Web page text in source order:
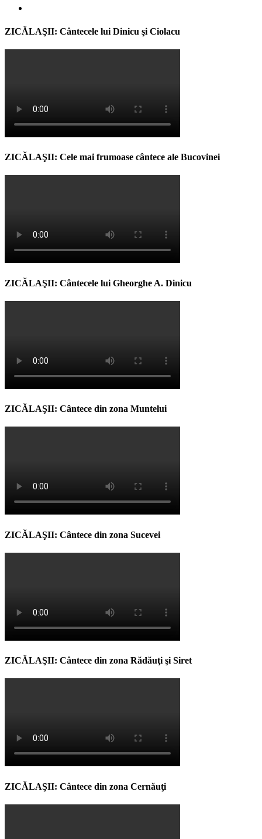
ZICĂLAŞII: Cântecele lui Dinicu şi Ciolacu
ZICĂLAŞII: Cele mai frumoase cântece ale Bucovinei
ZICĂLAŞII: Cântecele lui Gheorghe A. Dinicu
ZICĂLAŞII: Cântece din zona Muntelui
ZICĂLAŞII: Cântece din zona Sucevei
ZICĂLAŞII: Cântece din zona Rădăuţi şi Siret
ZICĂLAŞII: Cântece din zona Cernăuţi